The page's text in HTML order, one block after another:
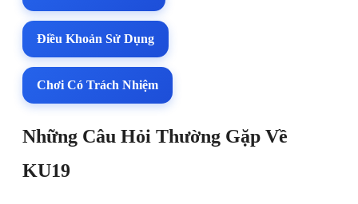
Điều Khoản Sử Dụng
Chơi Có Trách Nhiệm
Những Câu Hỏi Thường Gặp Về
KU19